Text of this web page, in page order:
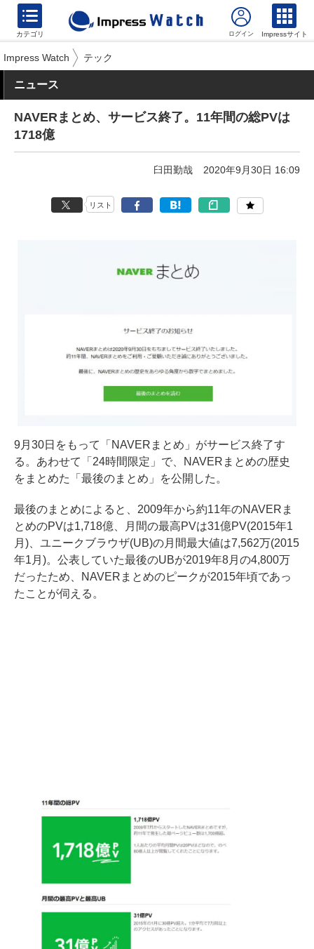
カテゴリ Impressサイト
Impress Watch テック
ニュース
NAVERまとめ、サービス終了。11年間の総PVは
1718億
臼田勤哉 2020年9月30日 16:09
リスト
9月30日をもって「NAVERまとめ」がサービス終了す
る。あわせて「24時間限定」で、NAVERまとめの歴史
をまとめた「最後のまとめ」を公開した。
最後のまとめによると、2009年から約11年のNAVERま
とめのPVは1,718億、月間の最高PVは31億PV(2015年1
月)、ユニークブラウザ(UB)の月間最大値は7,562万(2015
年1月)。公表していた最後のUBが2019年8月の4,800万
だったため、NAVERまとめのピークが2015年頃であっ
たことが伺える。